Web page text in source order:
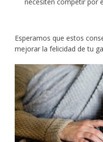
necesiten competir por
Esperamos que estos
mejorar la felicidad de tu